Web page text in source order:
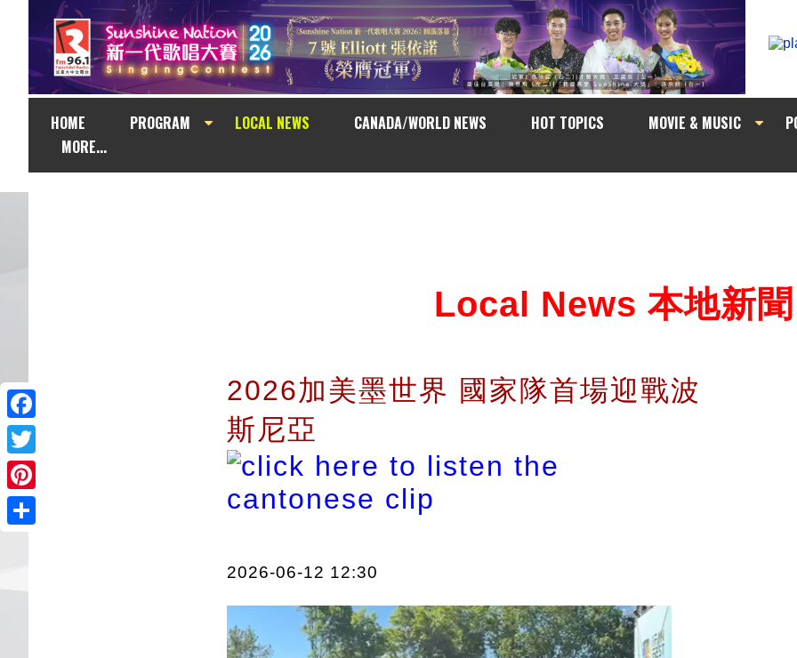
HOME PROGRAM LOCAL NEWS CANADA/WORLD NEWS HOT TOPICS MOVIE & MUSIC
MORE...
Facebook
Twitter
Pinterest
Local News 本地新聞
2026加美墨世界 國家隊首場迎戰波
斯尼亞
2026-06-12 12:30